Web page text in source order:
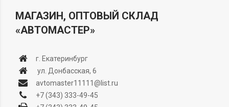
МАГАЗИН, ОПТОВЫЙ СКЛАД
«АВТОМАСТЕР»
г. Екатеринбург
ул. Донбасская, 6
avtomaster11111@list.ru
+7 (343) 333-49-45